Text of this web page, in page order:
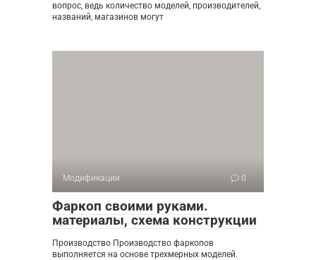
вопрос, ведь количество моделей, производителей,
названий, магазинов могут
Модификации 0
Фаркоп своими руками.
материалы, схема конструкции
Производство Производство фаркопов
выполняется на основе трехмерных моделей.